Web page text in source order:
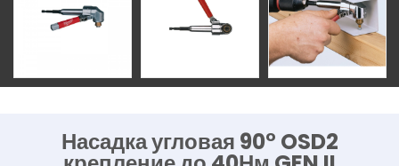
Насадка угловая 90° OSD2